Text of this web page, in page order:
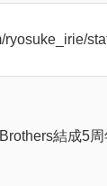
ryosuke_irie/
結成5